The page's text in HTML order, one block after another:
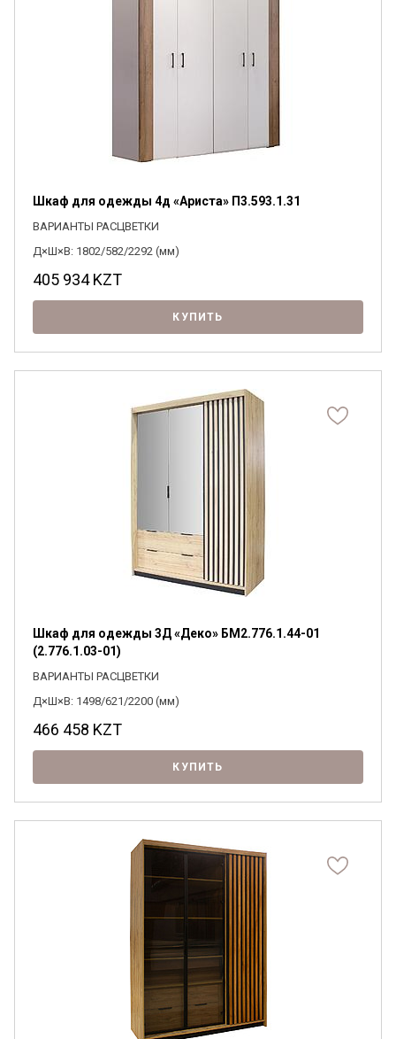
Шкаф для одежды 4д «Ариста» П3.593.1.31
ВАРИАНТЫ РАСЦВЕТКИ
Д×Ш×В: 1802/582/2292 (мм)
405 934KZT
КУПИТЬ
Шкаф для одежды 3Д «Деко» БМ2.776.1.44-01
(2.776.1.03-01)
ВАРИАНТЫ РАСЦВЕТКИ
Д×Ш×В: 1498/621/2200 (мм)
466 458 KZT
КУПИТЬ